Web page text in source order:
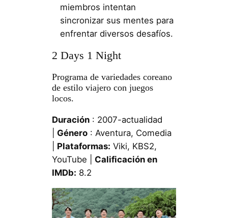
miembros intentan
sincronizar sus mentes para
enfrentar diversos desafíos.
2 Days 1 Night
Programa de variedades coreano
de estilo viajero con juegos
locos.
Duración: 2007-actualidad
Género: Aventura, Comedia
Plataformas: Viki, KBS2,
YouTube | Calificación en
IMDb: 8.2